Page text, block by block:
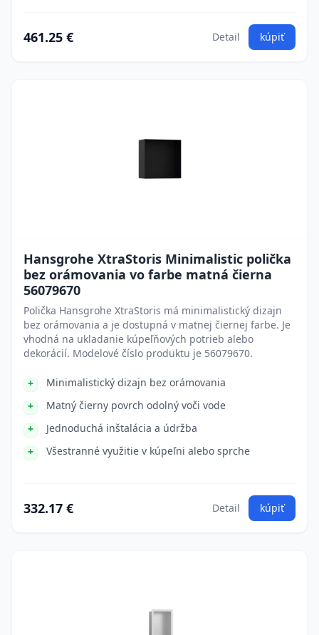
461.25 € Detail kúpiť
Hansgrohe XtraStoris Minimalistic polička
bez orámovania vo farbe matná čierna
56079670
Polička Hansgrohe XtraStoris má minimalistický dizajn
bez orámovania a je dostupná v matnej čiernej farbe. Je
vhodná na ukladanie kúpeľňových potrieb alebo
dekorácií. Modelové číslo produktu je 56079670.
Minimalistický dizajn bez orámovania
Matný čierny povrch odolný voči vode
Jednoduchá inštalácia a údržba
Všestranné využitie v kúpeľni alebo sprche
332.17 € Detail kúpiť